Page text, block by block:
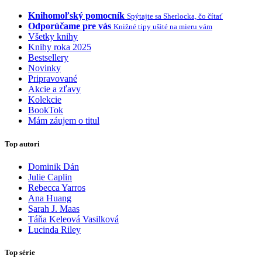
Knihomoľský pomocník Spýtajte sa Sherlocka, čo čítať
Odporúčame pre vás Knižné tipy ušité na mieru vám
Všetky knihy
Knihy roka 2025
Bestsellery
Novinky
Pripravované
Akcie a zľavy
Kolekcie
BookTok
Mám záujem o titul
Top autori
Dominik Dán
Julie Caplin
Rebecca Yarros
Ana Huang
Sarah J. Maas
Táňa Keleová Vasilková
Lucinda Riley
Top série